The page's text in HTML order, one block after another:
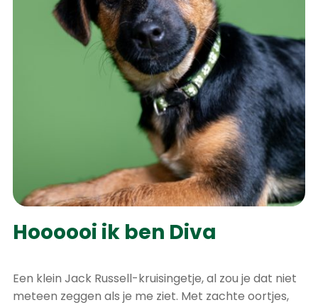
Hoooooi ik ben Diva
Een klein Jack Russell-kruisingetje, al zou je dat niet
meteen zeggen als je me ziet. Met zachte oortjes,